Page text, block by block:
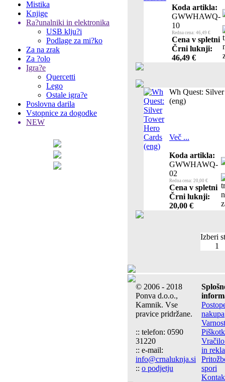
Mistika
Knjige
Ra?unalniki in elektronika
USB klju?i
Podlage za mi?ko
Za na zrak
Za ?olo
Igra?e
Quercetti
Lego
Ostale igra?e
Poslovna darila
Vstopnice za dogodke
NEW
Koda artikla:
GWWHAWQ-
10
Redna cena: 46,49 €
Cena v spletni
Črni luknji:
46,49 €
Wh Quest:
(eng)
Več ...
Koda artikla:
GWWHAWQ-
02
Redna cena: 20,00 €
Cena v spletni
Črni luknji:
20,00 €
Izberi
1
© 2006 - 2018
Ponva d.o.o.,
Kamnik. Vse
pravice pridržane.
:: telefon: 0590
31220
:: e-mail:
info@crnaluknja.si
:: o podjetju
nakupa
in
spori